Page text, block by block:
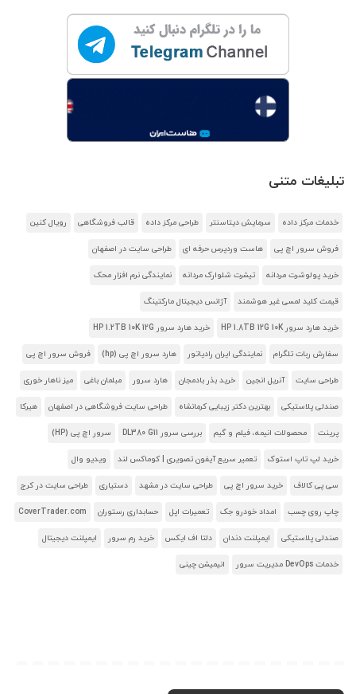
تبلیغات متنی
خدمات مرکز داده سرمایش دیتاسنتر طراحی مرکز داده قالب فروشگاهی رویال کنین
فروش سرور اچ پی هاست وردپرس حرفه ای طراحی سایت در اصفهان
خرید پولوشرت مردانه تیشرت شلوارک مردانه نمایندگی نرم افزار محک
قیمت کلید لمسی غیر هوشمند آژانس دیجیتال مارکتینگ
خرید هارد سرور HP 1.8TB 12G 10K خرید هارد سرور HP 1.2TB 10K 12G
سفارش ربات تلگرام نمایندگی ایران رادیاتور هارد سرور اچ پی (hp) فروش سرور اچ پی
طراحی سایت آنریل انجین خرید بذر بادمجان هارد سرور مبلمان باغی میز ناهار خوری
صندلی پلاستیکی بهترین دکتر زیبایی کرمانشاه طراحی سایت فروشگاهی در اصفهان هیرکا
پرینت محصولات انیمه، فیلم و گیم بررسی سرور DL380 G11 سرور اچ پی (HP)
خرید لپ تاپ استوک تعمیر سریع آیفون تصویری | کوماکس لند ویدیو وال
سی پی کالاف خرید سرور اچ پی طراحی سایت در مشهد دستیاری طراحی سایت در کرج
چاپ روی چسب امداد خودرو جک تعمیرات اپل حسابداری رستوران CoverTrader.com
صندلی پلاستیکی ایمپلنت دندان دلتا اف ایکس خرید رم سرور ایمپلنت دیجیتال
خدمات DevOps مدیریت سرور انیمیشن چینی